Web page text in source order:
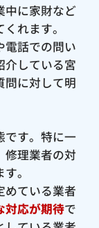
中に家財など
れます。
電話での問い
介している宮
問に対して明
です。特に一
修理業者の対
。
めている業者
対応が期待で